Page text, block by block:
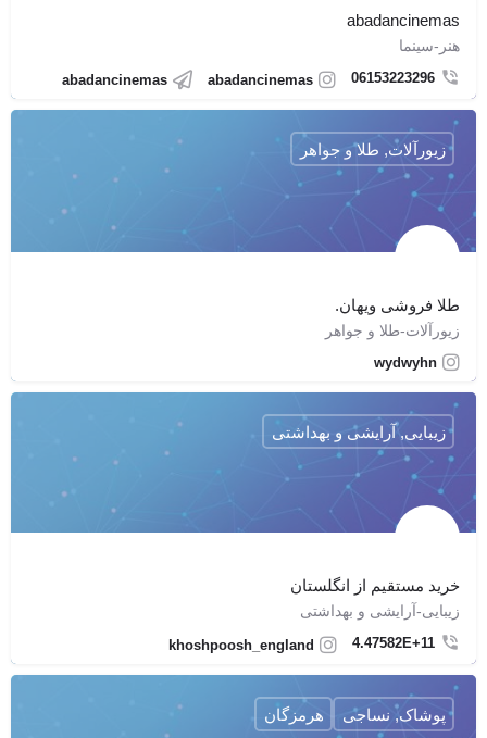
abadancinemas
هنر-سینما
06153223296
abadancinemas
abadancinemas
طلا فروشی ویهان.
زیورآلات-طلا و جواهر
wydwyhn
زیورآلات, طلا و جواهر
خريد مستقيم از انگلستان
زیبایی-آرایشی و بهداشتی
4.47582E+11
khoshpoosh_england
زیبایی, آرایشی و بهداشتی
پوشاک, نساجی هرمزگان